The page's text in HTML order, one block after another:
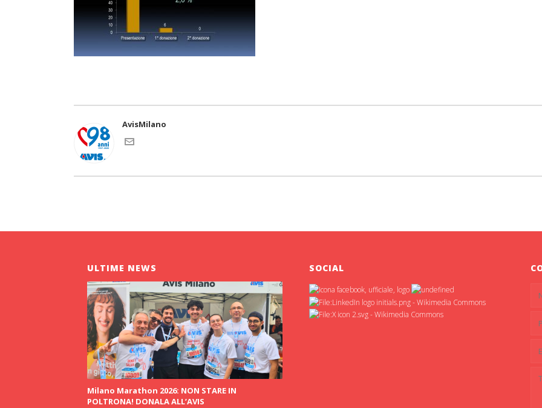
AvisMilano
ULTIME NEWS
Milano Marathon 2026: NON STARE IN
POLTRONA! DONALA ALL’AVIS
SOCIAL